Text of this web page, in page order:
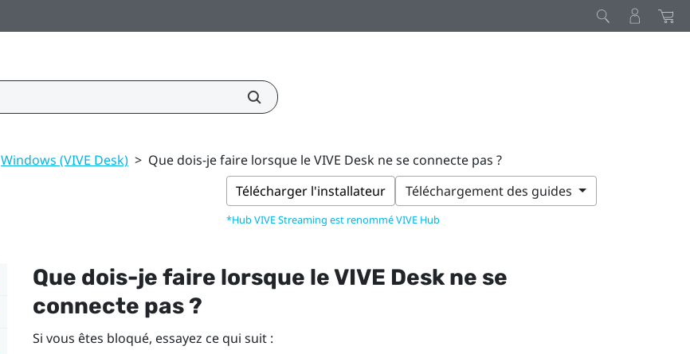
Windows (VIVE Desk) > Que dois-je faire lorsque le VIVE Desk ne se connecte pas ?
Télécharger l'installateur
*Hub VIVE Streaming est renommé VIVE Hub
Téléchargement des guides
Que dois-je faire lorsque leVIVE Deskne se
connecte pas ?
Si vous êtes bloqué, essayez ce qui suit :